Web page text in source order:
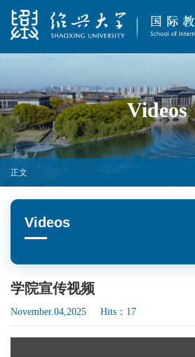
Videos
正文
Videos
学院宣传视频
November.04,2025 Hits： 17